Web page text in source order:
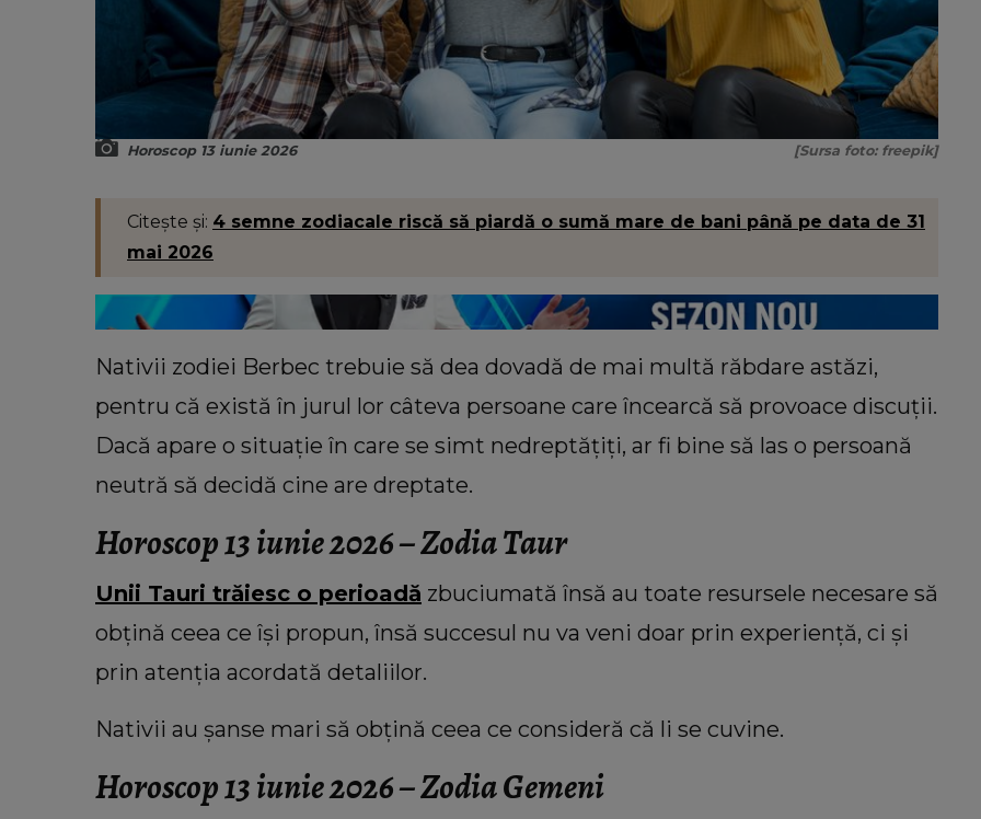
Horoscop 13 iunie 2026 [Sursa foto: freepik]
Citește și: 4 semne zodiacale riscă să piardă o sumă mare de bani până pe data de 31
mai 2026
Nativii zodiei Berbec trebuie să dea dovadă de mai multă răbdare astăzi,
pentru că există în jurul lor câteva persoane care încearcă să provoace discuții.
Dacă apare o situație în care se simt nedreptățiți, ar fi bine să las o persoană
neutră să decidă cine are dreptate.
Horoscop 13 iunie 2026 – Zodia Taur
Unii Tauri trăiesc o perioadă zbuciumată însă au toate resursele necesare să
obțină ceea ce își propun, însă succesul nu va veni doar prin experiență, ci și
prin atenția acordată detaliilor.
Nativii au șanse mari să obțină ceea ce consideră că li se cuvine.
Horoscop 13 iunie 2026 – Zodia Gemeni